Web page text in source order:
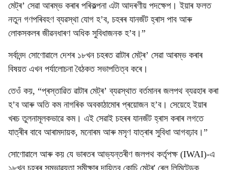
মেট্ৰ’ সেৱা আৰম্ভ কৰাৰ পৰিকল্পনা এটা আদৰণীয় পদক্ষেপ। ইয়াৰ ফলত
নতুন গণপৰিবহণ ব্যৱস্থা যোগ হ’ব, চহৰৰ যানজঁট হ্ৰাস পাব আৰু
লোকসকলৰ জীৱনধাৰণ অধিক সুবিধাজনক হ’ব।”
সৰ্বানন্দ সোণোৱালে দেশৰ ১৮খন চহৰত ৱাটাৰ মেট্ৰ’ সেৱা আৰম্ভ কৰাৰ
বিষয়ত এখন পৰ্যালোচনা বৈঠকত সভাপতিত্ব কৰে।
তেওঁ কয়, “প্ৰস্তাৱিত ৱাটাৰ মেট্ৰ’ ব্যৱস্থাত বৰ্তমানৰ জলপথ ব্যৱহাৰ কৰা
হ’ব আৰু অতি কম নাগৰিক অবকাঠামোৰ প্ৰয়োজন হ’ব। সেয়েহে ইয়াৰ
খৰচ তুলনামূলকভাৱে কম। এই সেৱাই চহৰৰ যানজঁট হ্ৰাস কৰাৰ লগতে
যাত্ৰীৰ বাবে আৰামদায়ক, মনোৰম আৰু মসৃণ যাত্ৰাৰ সুবিধা আগবঢ়াব।”
সোণোৱালে আৰু কয় যে ভাৰতৰ আভ্যন্তৰীণ জলপথ কৰ্তৃপক্ষ (IWAI)-এ
১৮খন চহৰৰ সম্ভাৱ্যতা সমীক্ষাৰ দায়িত্ব কোচি মেট্ৰ' ৰেল লিমিটেডক